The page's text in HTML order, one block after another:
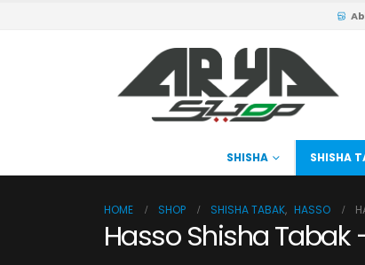
SHISHA SHISHA
HOME SHOP SHISHA TABAK, HASSO
Hasso Shisha